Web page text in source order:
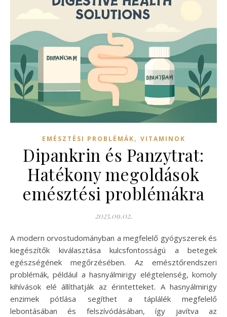
EMÉSZTÉSI PROBLÉMÁK, VITAMINOK
Dipankrin és Panzytrat:
Hatékony megoldások
emésztési problémákra
2025.09.02.
A modern orvostudományban a megfelelő gyógyszerek és
kiegészítők kiválasztása kulcsfontosságú a betegek
egészségének megőrzésében. Az emésztőrendszeri
problémák, például a hasnyálmirigy elégtelenség, komoly
kihívások elé állíthatják az érintetteket. A hasnyálmirigy
enzimek pótlása segíthet a táplálék megfelelő
lebontásában és felszívódásában, így javítva az